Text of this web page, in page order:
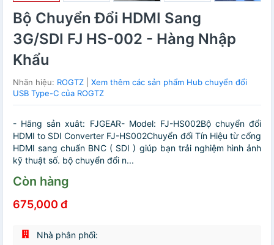
Bộ Chuyển Đổi HDMI Sang
3G/SDI FJ HS-002 - Hàng Nhập
Khẩu
Nhãn hiệu: ROGTZ
Xem thêm các sản phẩm Hub chuyển đổi
USB Type-C của ROGTZ
- Hãng sản xuât: FJGEAR- Model: FJ-HS002Bộ chuyển đổi
HDMI to SDI Converter FJ-HS002Chuyển đổi Tín Hiệu từ cổng
HDMI sang chuẩn BNC ( SDI ) giúp bạn trải nghiệm hình ảnh
kỹ thuật số. bộ chuyển đổi n...
Còn hàng
675,000 đ
Nhà phân phối: